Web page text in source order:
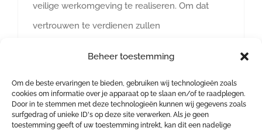
Beheer toestemming
Om de beste ervaringen te bieden, gebruiken wij technologieën zoals
cookies om informatie over je apparaat op te slaan en/of te raadplegen.
Door in te stemmen met deze technologieën kunnen wij gegevens zoals
surfgedrag of unieke ID's op deze site verwerken. Als je geen
toestemming geeft of uw toestemming intrekt, kan dit een nadelige
veilige werkomgeving te realiseren. Om dat
vertrouwen te verdienen zullen
geven. Dat wil zeggen dat ze aandacht en
begrip zullen moeten opbrengen voor waar hun
medewerkers behoefte aan hebben. De